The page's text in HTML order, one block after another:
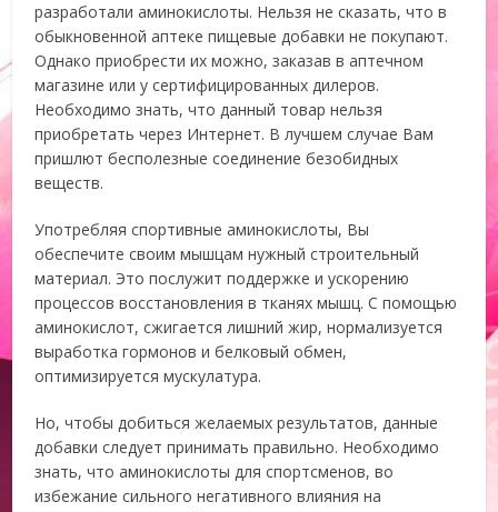
разработали аминокислоты. Нельзя не сказать, что в
обыкновенной аптеке пищевые добавки не покупают.
Однако приобрести их можно, заказав в аптечном
магазине или у сертифицированных дилеров.
Необходимо знать, что данный товар нельзя
приобретать через Интернет. В лучшем случае Вам
пришлют бесполезные соединение безобидных
веществ.
Употребляя спортивные аминокислоты, Вы
обеспечите своим мышцам нужный строительный
материал. Это послужит поддержке и ускорению
процессов восстановления в тканях мышц. С помощью
аминокислот, сжигается лишний жир, нормализуется
выработка гормонов и белковый обмен,
оптимизируется мускулатура.
Но, чтобы добиться желаемых результатов, данные
добавки следует принимать правильно. Необходимо
знать, что аминокислоты для спортсменов, во
избежание сильного негативного влияния на